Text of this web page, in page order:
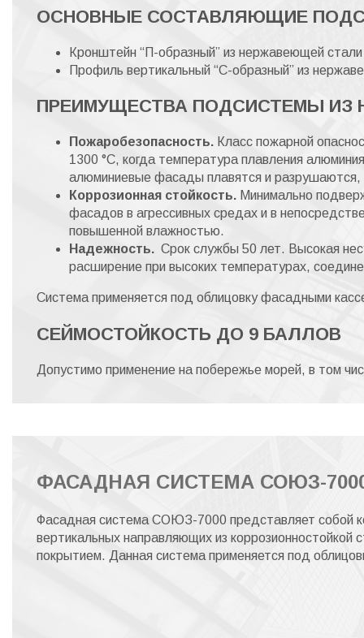
ОСНОВНЫЕ СОСТАВЛЯЮЩИЕ
Кронштейн “П-образный” из нержавеющей
Профиль вертикальный “С-образный” из
ПРЕИМУЩЕСТВА ПОДСИСТЕМЫ ИЗ
Пожаробезопасность. Класс пожарной
1300 °С, когда температура плавления
алюминиевые фасады плавятся и
Коррозионная стойкость. Минимально
фасадов в агрессивных средах и в
повышенной влажностью.
Надежность. Срок службы 50 лет. Высокая
расширение при высоких температурах,
Система применяется под облицовку фасадными
СЕЙМОСТОЙКОСТЬ ДО 9 БАЛЛОВ
Допустимо применение на побережье морей, в том
ФАСАДНАЯ СИСТЕМА СОЮЗ-
Фасадная система СОЮЗ-7000 представляет собой
вертикальных направляющих из коррозионностойкой
покрытием. Данная система применяется под